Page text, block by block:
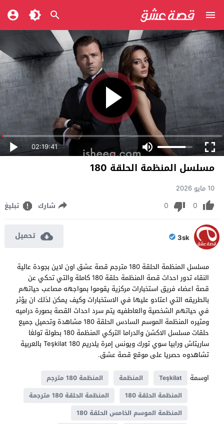
02:19:41
مسلسل المنظمة الحلقة 180
10 مايو 2026
0
0 شارك تبليغ
3sk تحميل
مسلسل المنظمة الحلقة 180 مترجم قصة عشق اون لاين بجودة عالية
النقاء تدور احداث قصة المنظمة حلقة 180 كاملة والتي تحكي عن
قصة اعضاء فريق استخبارات مركزية يقوموا بمواجهه مصاعب حياتهم
بالطريقه التي اعتادو عليها في الاستخبارات وكيف يمكن لذلك ان يؤثر
في حياتهم الشخصية والعاطفيه يتم سرد احداث القصة بصورة دراميه
ومثيره المنظمة الموسم السادس الحلقة 180 مشاهدة وتحميل جميع
حلقات مسلسل الاكشن والدراما التركي المنظمة 180 بطولة تولغا
ساريتاش ورابيا سوي تورك ويونس إمرة يلدريم Teşkilat 180 بالعربية
تشاهدوه حصريا على موقع قصة عشق.
اوسمة
Teşkilat المنظمة
المنظمة 180 مترجم
المنظمة الحلقة 180
المنظمة الحلقة 180 مترجمة
المنظمة الموسم الخامس الحلقة 180